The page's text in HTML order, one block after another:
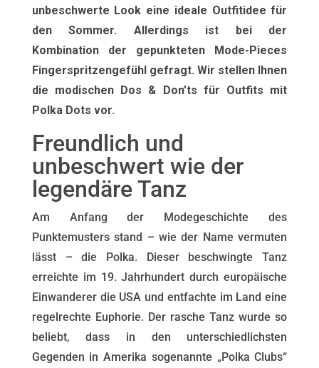
unbeschwerte Look eine ideale Outfitidee für
den Sommer. Allerdings ist bei der
Kombination der gepunkteten Mode-Pieces
Fingerspritzengefühl gefragt. Wir stellen Ihnen
die modischen Dos & Don’ts für Outfits mit
Polka Dots vor.
Freundlich und
unbeschwert wie der
legendäre Tanz
Am Anfang der Modegeschichte des
Punktemusters stand – wie der Name vermuten
lässt – die Polka. Dieser beschwingte Tanz
erreichte im 19. Jahrhundert durch europäische
Einwanderer die USA und entfachte im Land eine
regelrechte Euphorie. Der rasche Tanz wurde so
beliebt, dass in den unterschiedlichsten
Gegenden in Amerika sogenannte „Polka Clubs“